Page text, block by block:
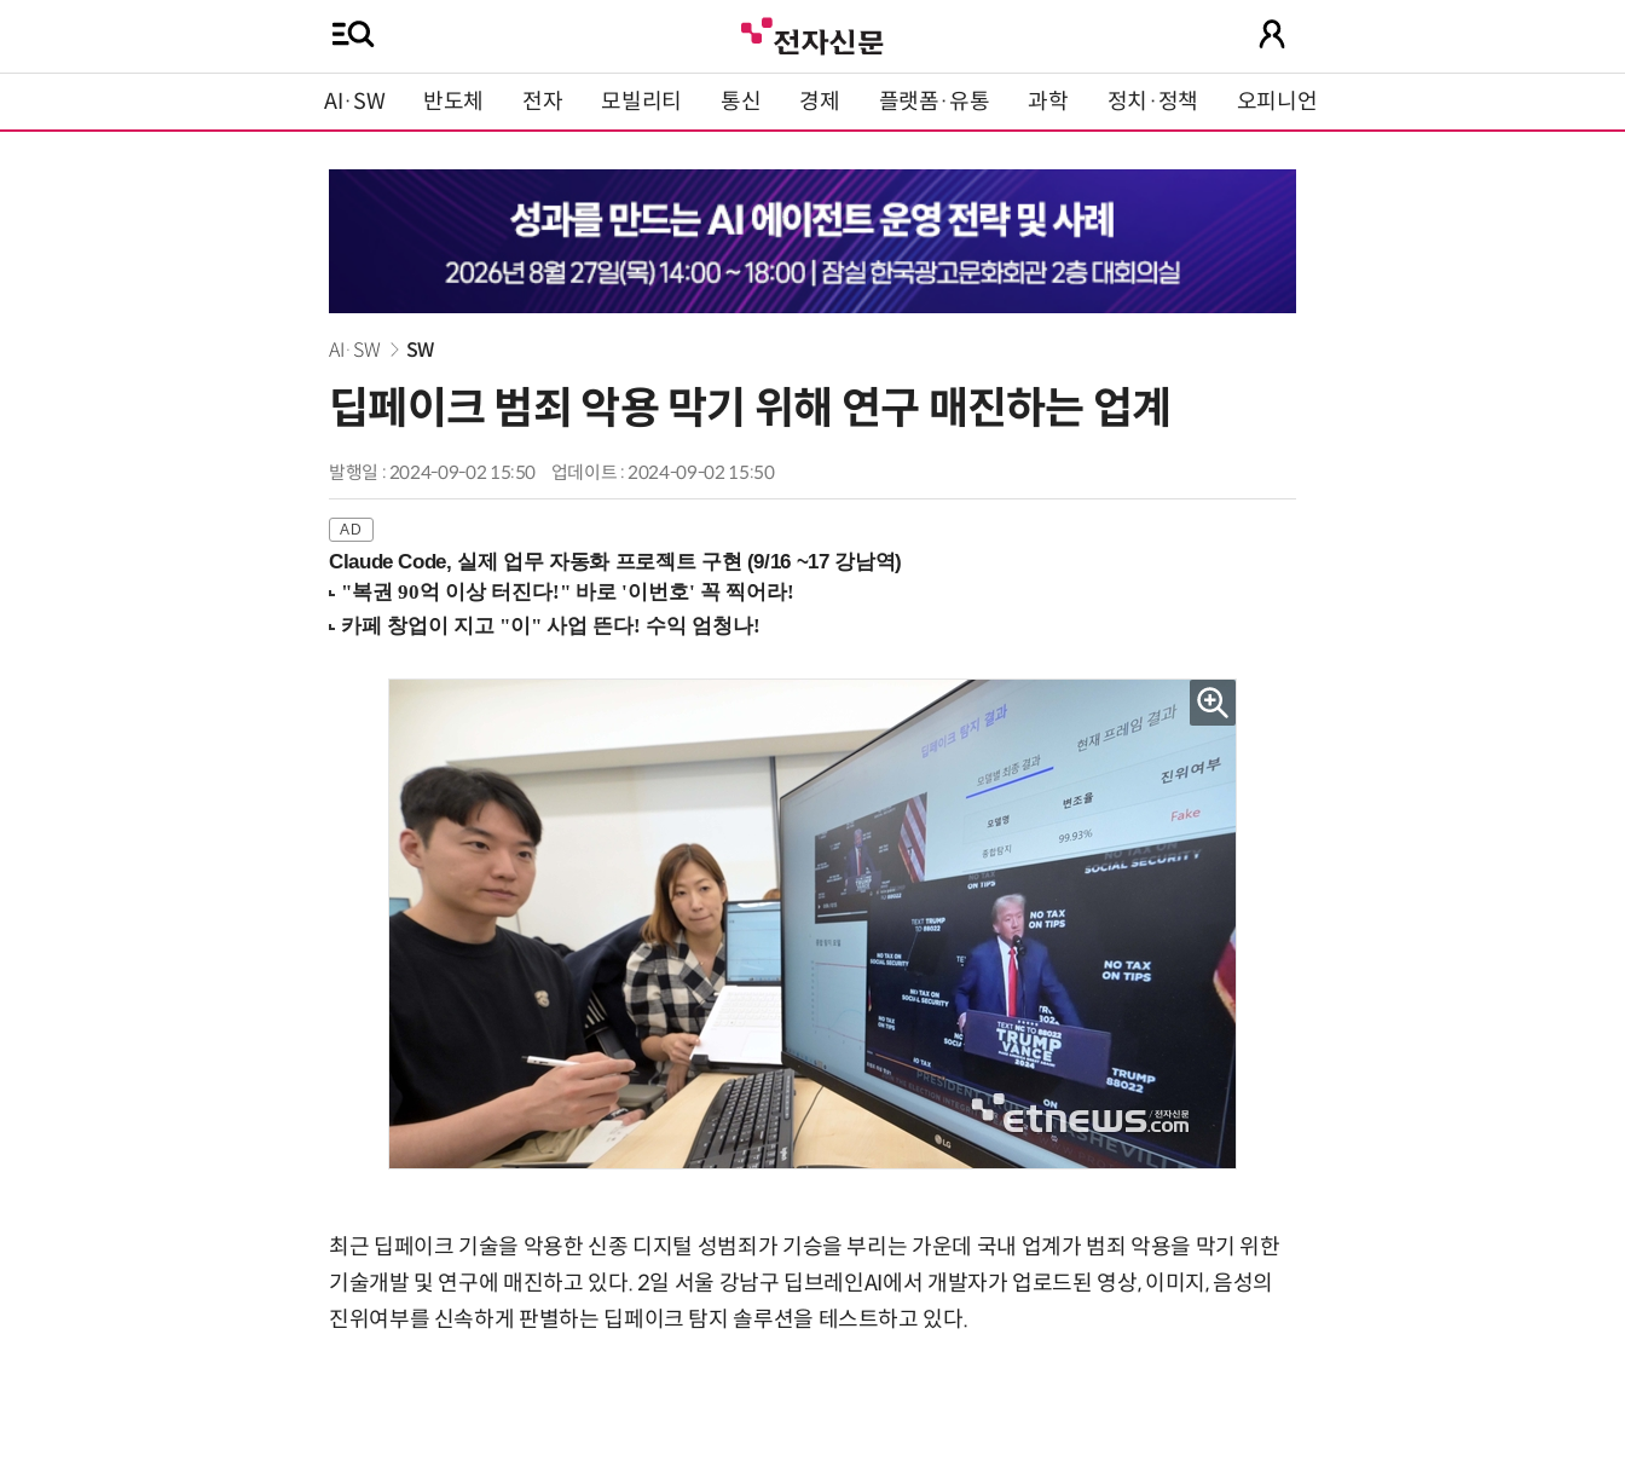
AI·SW 반도체 전자 모빌리티 통신 경제 플랫폼·유통 과학 정치·정책 오피니언
AI·SW SW
딥페이크 범죄 악용 막기 위해 연구 매진하는 업계
발행일 : 2024-09-02 15:50 업데이트 : 2024-09-02 15:50
Claude Code, 실제 업무 자동화 프로젝트 구현 (9/16 ~17 강남역)
최근 딥페이크 기술을 악용한 신종 디지털 성범죄가 기승을 부리는 가운데 국내 업계가 범죄 악용을 막기 위한
기술개발 및 연구에 매진하고 있다. 2일 서울 강남구 딥브레인AI에서 개발자가 업로드된 영상, 이미지, 음성의
진위여부를 신속하게 판별하는 딥페이크 탐지 솔루션을 테스트하고 있다.